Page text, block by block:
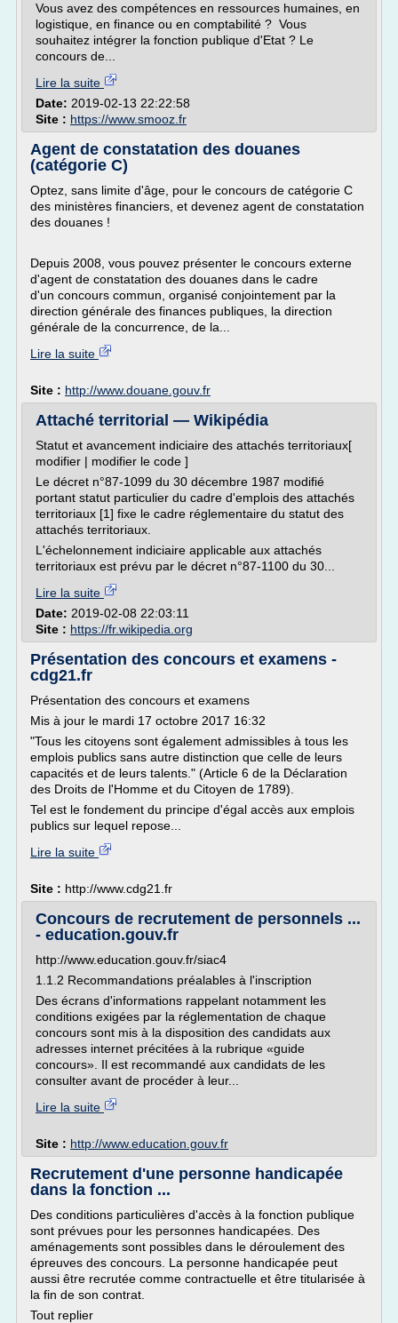
Vous avez des compétences en ressources humaines, en
logistique, en finance ou en comptabilité ? Vous
souhaitez intégrer la fonction publique d'Etat ? Le
concours de...
Lire la suite
Date: 2019-02-13 22:22:58
Site : https://www.smooz.fr
Agent de constatation des douanes
(catégorie C)
Optez, sans limite d'âge, pour le concours de catégorie C
des ministères financiers, et devenez agent de constatation
des douanes !
Depuis 2008, vous pouvez présenter le concours externe
d'agent de constatation des douanes dans le cadre
d'un concours commun, organisé conjointement par la
direction générale des finances publiques, la direction
générale de la concurrence, de la...
Lire la suite
Site : http://www.douane.gouv.fr
Attaché territorial — Wikipédia
Statut et avancement indiciaire des attachés territoriaux[
modifier | modifier le code ]
Le décret n°87-1099 du 30 décembre 1987 modifié
portant statut particulier du cadre d'emplois des attachés
territoriaux [1] fixe le cadre réglementaire du statut des
attachés territoriaux.
L'échelonnement indiciaire applicable aux attachés
territoriaux est prévu par le décret n°87-1100 du 30...
Lire la suite
Date: 2019-02-08 22:03:11
Site : https://fr.wikipedia.org
Présentation des concours et examens -
cdg21.fr
Présentation des concours et examens
Mis à jour le mardi 17 octobre 2017 16:32
"Tous les citoyens sont également admissibles à tous les
emplois publics sans autre distinction que celle de leurs
capacités et de leurs talents." (Article 6 de la Déclaration
des Droits de l'Homme et du Citoyen de 1789).
Tel est le fondement du principe d'égal accès aux emplois
publics sur lequel repose...
Lire la suite
Site : http://www.cdg21.fr
Concours de recrutement de personnels ...
- education.gouv.fr
http://www.education.gouv.fr/siac4
1.1.2 Recommandations préalables à l'inscription
Des écrans d'informations rappelant notamment les
conditions exigées par la réglementation de chaque
concours sont mis à la disposition des candidats aux
adresses internet précitées à la rubrique «guide
concours». Il est recommandé aux candidats de les
consulter avant de procéder à leur...
Lire la suite
Site : http://www.education.gouv.fr
Recrutement d'une personne handicapée
dans la fonction ...
Des conditions particulières d'accès à la fonction publique
sont prévues pour les personnes handicapées. Des
aménagements sont possibles dans le déroulement des
épreuves des concours. La personne handicapée peut
aussi être recrutée comme contractuelle et être titularisée à
la fin de son contrat.
Tout replier